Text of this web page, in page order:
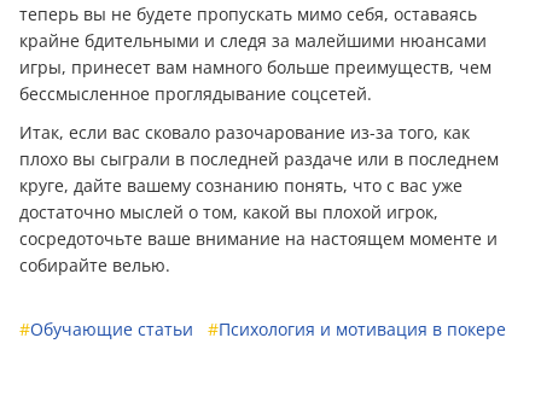
теперь вы не будете пропускать мимо себя, оставаясь
крайне бдительными и следя за малейшими нюансами
игры, принесет вам намного больше преимуществ, чем
бессмысленное проглядывание соцсетей.
Итак, если вас сковало разочарование из-за того, как
плохо вы сыграли в последней раздаче или в последнем
круге, дайте вашему сознанию понять, что с вас уже
достаточно мыслей о том, какой вы плохой игрок,
сосредоточьте ваше внимание на настоящем моменте и
собирайте велью.
#Обучающие статьи #Психология и мотивация в покере